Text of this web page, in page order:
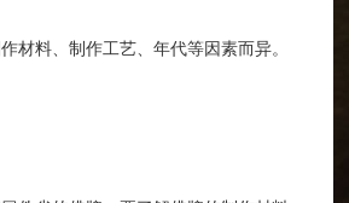
材料、制作工艺、年代等因素而异。